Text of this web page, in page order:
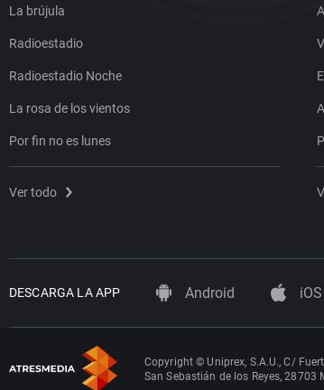
La brújula
Radioestadio
Radioestadio Noche
La rosa de los vientos
Por fin no es lunes
Ver todo
DESCARGA LA APP Android iOS
Copyright © Uniprex, S.A.U., C/
San Sebastián de los Reyes, 28703